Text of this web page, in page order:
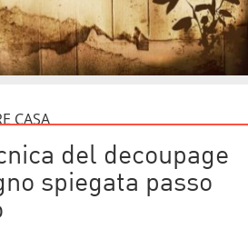
CASA
del decoupage
spiegata passo